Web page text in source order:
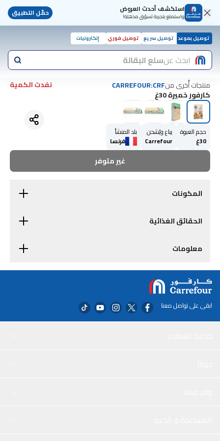
استكشف أحدث العروض
واستمتع بتجربة تسوّق مذهلة! حمّل التطبيق
توصيل بموعد توصيل سريع توصيل فوري إلكترونيات
ابحث عنسلع البقالة
منتجات أُخرى منCARREFOUR:CRF
نفدت الكمية
كارفور خميرة 30غ
حجم العبوة
30غ
يباع ويُشحن
Carrefour
بلد المنشأ
فرنسا
غير متوفر
المكونات
الحقائق الغذائية
معلومات
ابقى على تواصل معنا